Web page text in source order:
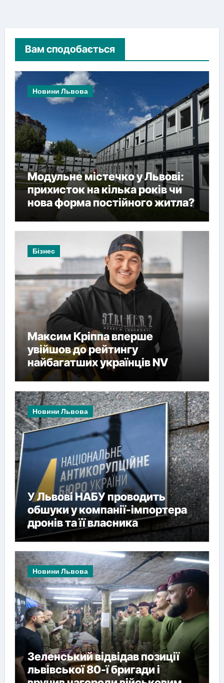
Вам сподобається
Новини Львова
Модульне містечко у Львові:
прихисток на кілька років чи
нова форма постійного житла?
Бізнес
Максим Кріппа вперше
увійшов до рейтингу
найбагатших українців NV
Новини Львова
У Львові НАБУ проводить
обшуки у компанії-імпортера
дронів та її власника
Новини Львова
Зеленський відвідав позиції
львівської 80-ї бригади і